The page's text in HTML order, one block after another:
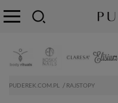
PUDEREK.COM.PL RAJSTOPY